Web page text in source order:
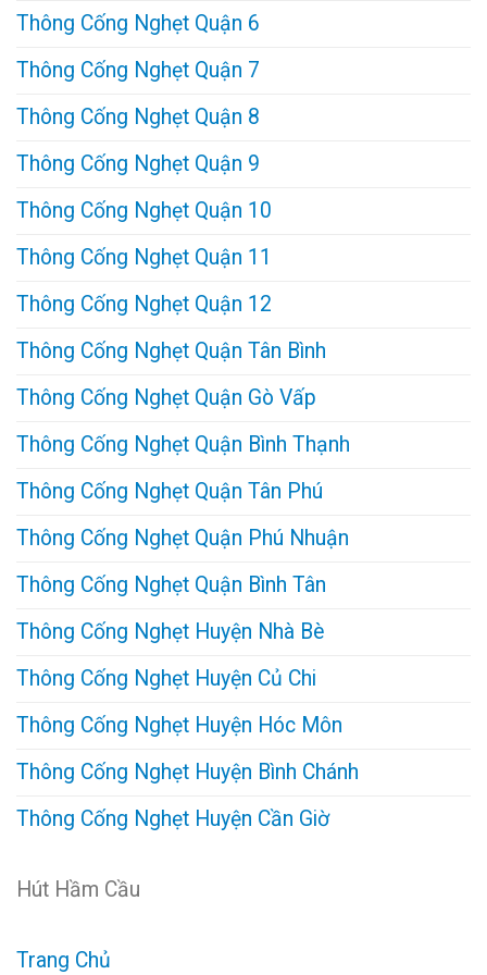
Thông Cống Nghẹt Quận 6
Thông Cống Nghẹt Quận 7
Thông Cống Nghẹt Quận 8
Thông Cống Nghẹt Quận 9
Thông Cống Nghẹt Quận 10
Thông Cống Nghẹt Quận 11
Thông Cống Nghẹt Quận 12
Thông Cống Nghẹt Quận Tân Bình
Thông Cống Nghẹt Quận Gò Vấp
Thông Cống Nghẹt Quận Bình Thạnh
Thông Cống Nghẹt Quận Tân Phú
Thông Cống Nghẹt Quận Phú Nhuận
Thông Cống Nghẹt Quận Bình Tân
Thông Cống Nghẹt Huyện Nhà Bè
Thông Cống Nghẹt Huyện Củ Chi
Thông Cống Nghẹt Huyện Hóc Môn
Thông Cống Nghẹt Huyện Bình Chánh
Thông Cống Nghẹt Huyện Cần Giờ
Hút Hầm Cầu
Trang Chủ